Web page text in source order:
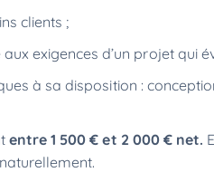
clients ;
exigences d’un projet qui
à sa disposition :
entre 1 500 € et 2 000 € net.